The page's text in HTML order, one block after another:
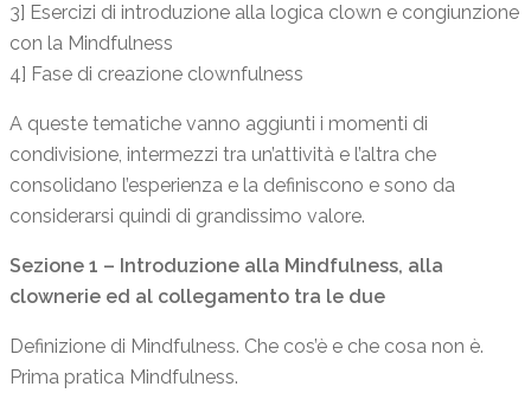
3] Esercizi di introduzione alla logica clown e congiunzione
con la Mindfulness
4] Fase di creazione clownfulness
A queste tematiche vanno aggiunti i momenti di
condivisione, intermezzi tra un’attività e l’altra che
consolidano l’esperienza e la definiscono e sono da
considerarsi quindi di grandissimo valore.
Sezione 1 – Introduzione alla Mindfulness, alla
clownerie ed al collegamento tra le due
Definizione di Mindfulness. Che cos’è e che cosa non è.
Prima pratica Mindfulness.